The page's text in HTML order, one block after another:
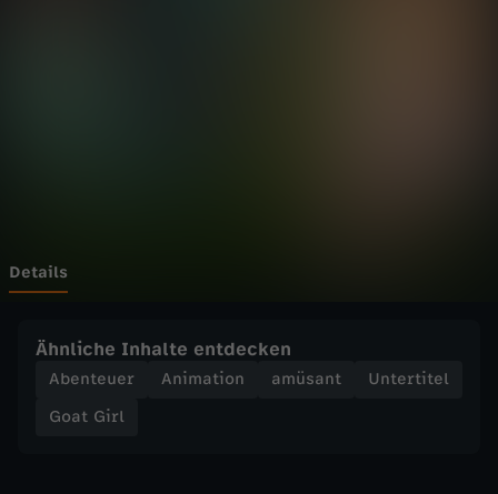
e
t
Details
Ähnliche Inhalte entdecken
Abenteuer Animation amüsant
Untertitel
Goat Girl